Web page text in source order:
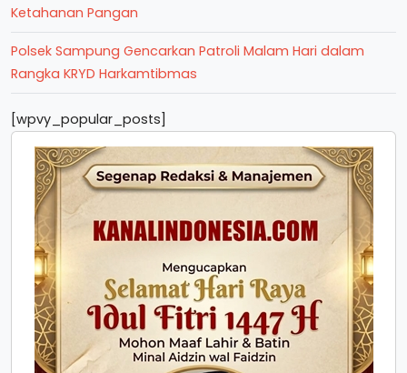
Ketahanan Pangan
Polsek Sampung Gencarkan Patroli Malam Hari dalam
Rangka KRYD Harkamtibmas
[wpvy_popular_posts]